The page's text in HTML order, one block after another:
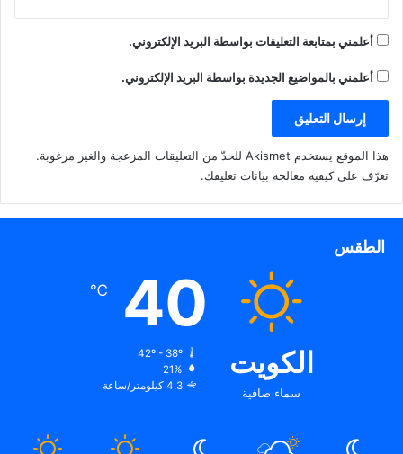
أعلمني بمتابعة التعليقات بواسطة البريد الإلكتروني.
أعلمني بالمواضيع الجديدة بواسطة البريد الإلكتروني.
هذا الموقع يستخدم Akismet للحدّ من التعليقات المزعجة والغير مرغوبة.
تعرّف على كيفية معالجة بيانات تعليقك.
الطقس
الكويت
سماء صافية
40
℃
42º - 38º
21%
4.3 كيلومتر/ساعة